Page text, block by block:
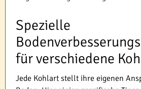
Spezielle
für verschiedene
Jede Kohlart stellt ihre eigenen